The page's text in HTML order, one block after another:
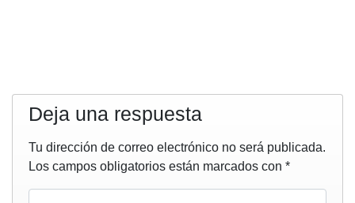
Deja una respuesta
Tu dirección de correo electrónico no será publicada.
Los campos obligatorios están marcados con *